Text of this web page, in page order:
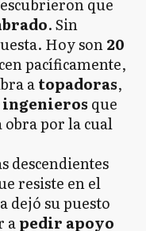
que
. Sin
Hoy son20
pacíficamente,
atopadoras,
ingenieros que
obra por la cual
descendientes
resiste en el
dejó su puesto
apedir apoyo